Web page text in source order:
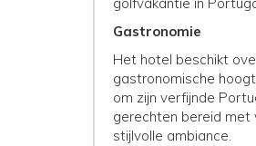
Gastronomie
Het hotel beschikt
gastronomische
om zijn verfijnde
gerechten bereid met
stijlvolle ambiance.